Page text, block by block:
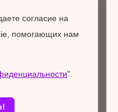
согласие на
помогающих нам
".